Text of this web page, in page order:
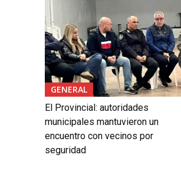
GENERAL
El Provincial: autoridades
municipales mantuvieron un
encuentro con vecinos por
seguridad